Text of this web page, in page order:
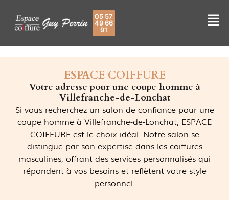
05 57
49 66
91
ESPACE COIFFURE
Votre adresse pour une coupe homme à
Villefranche-de-Lonchat
Si vous recherchez un salon de confiance pour une
coupe homme à Villefranche-de-Lonchat, ESPACE
COIFFURE est le choix idéal. Notre salon se
distingue par son expertise dans les coiffures
masculines, offrant des services personnalisés qui
répondent à vos besoins et reflètent votre style
personnel.